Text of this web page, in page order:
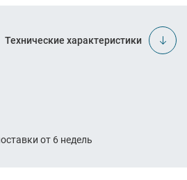
Технические характеристики
от 6 недель